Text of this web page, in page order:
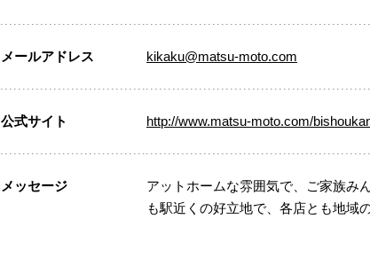
メールアドレス kikaku@matsu-moto.com
公式サイト http://www.matsu-moto.com/
メッセージ
アットホームな雰囲気で、ご家族み
も駅近くの好立地で、各店とも地域